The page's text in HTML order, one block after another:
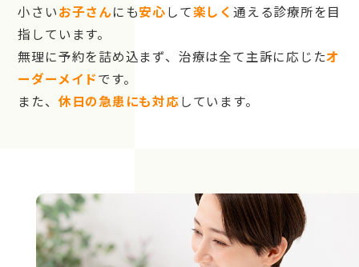
小さいお子さんにも安心して楽しく 通える診療所を目
指しています。
無理に予約を詰め込まず、治療は全て主訴に応じたオ
ーダーメイドです。
また、 休日の急患にも対応しています。